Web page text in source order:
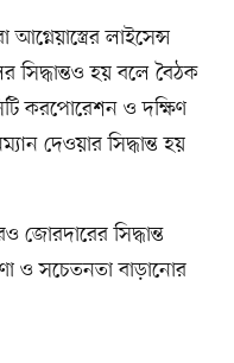
লাইসেন্স
সিদ্ধান্তও হয় বলে বৈঠক
করপোরেশন ও দক্ষিণ
দেওয়ার সিদ্ধান্ত হয়
জোরদারের সিদ্ধান্ত
ও সচেতনতা বাড়ানোর